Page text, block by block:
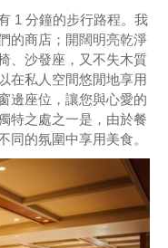
1 分鐘的步行路程。我
的商店；開闊明亮乾淨
、沙發座，又不失木質
在私人空間悠閒地享用
邊座位，讓您與心愛的
特之處之一是，由於餐
同的氛圍中享用美食。